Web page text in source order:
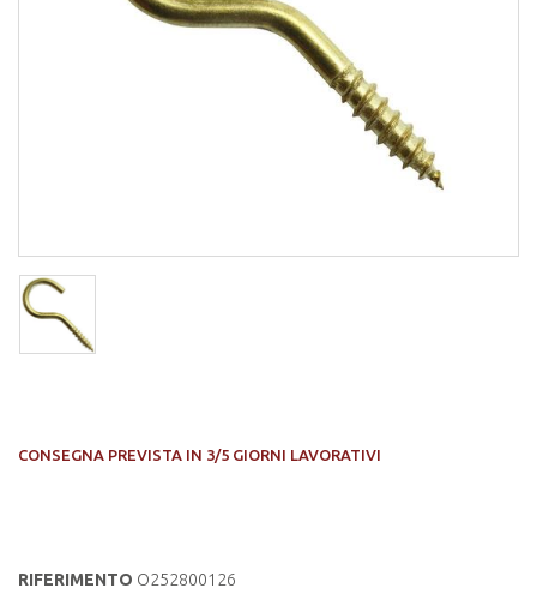
CONSEGNA PREVISTA IN 3/5 GIORNI LAVORATIVI
RIFERIMENTO O252800126